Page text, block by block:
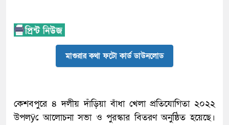
মাগুরার কথা ফটো কার্ড ডাউনলোড
কেশবপুরে ৪ দলীয় দাঁড়িয়া বাঁধা খেলা প্রতিযোগিতা ২০২২
উপলÿে আলোচনা সভা ও পুরস্কার বিতরণ অনুষ্ঠিত হয়েছে।